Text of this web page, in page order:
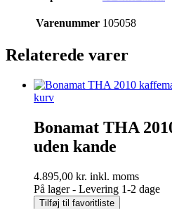
Varenummer 105058
Relaterede varer
kurv
Bonamat THA
uden kande
4.895,00 kr. inkl. moms
På lager - Levering 1-2 dage
Tilføj til favoritliste